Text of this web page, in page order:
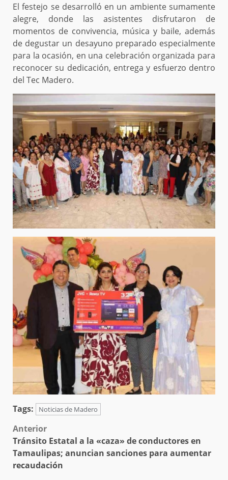
El festejo se desarrolló en un ambiente sumamente
alegre, donde las asistentes disfrutaron de
momentos de convivencia, música y baile, además
de degustar un desayuno preparado especialmente
para la ocasión, en una celebración organizada para
reconocer su dedicación, entrega y esfuerzo dentro
del Tec Madero.
Tags: Noticias de Madero
Post
navigation
Anterior
Tránsito Estatal a la «caza» de conductores en
Tamaulipas; anuncian sanciones para aumentar
recaudación